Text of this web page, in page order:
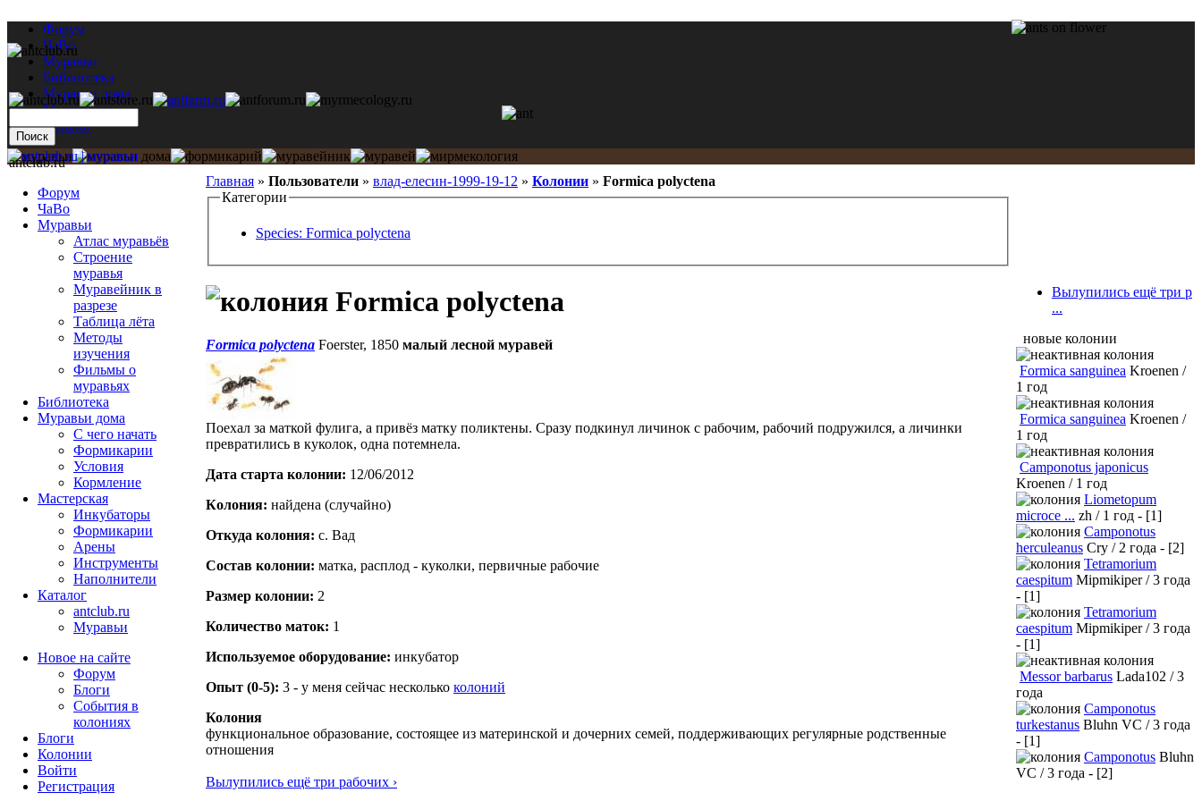
Форум
ЧаВо
Муравьи
Библиотека
Муравьи дома
Мастерская
Каталог
Главная » Пользователи » влад-елесин-1999-19-12 » Колонии » Formica polyctena
Категории
Species: Formica polyctena
Formica polyctena
Formica polyctena Foerster, 1850 малый лесной муравей
Поехал за маткой фулига, а привёз матку поликтены. Сразу подкинул личинок с рабочим, рабочий подружился, а личинки
превратились в куколок, одна потемнела.
Дата старта кoлонии: 12/06/2012
Кoлония: найдена (случайно)
Откуда кoлония: с. Вад
Состав кoлонии: матка, расплод - куколки, первичные рабочие
Размер кoлонии: 2
Количество маток: 1
Используемое оборудование: инкубатор
Опыт (0-5): 3 - у меня сейчас несколько колоний
Колония
функциональное образование, состоящее из материнской и дочерних семей, поддерживающих регулярные родственные
отношения
Вылупились ещё три рабочих ›
antclub.ru
Форум
ЧаВо
Муравьи
Атлас муравьёв
Строение
муравья
Муравейник в
разрезе
Таблица лёта
Методы
изучения
Фильмы о
муравьях
Библиотека
Муравьи дома
С чего начать
Формикарии
Условия
Кормление
Мастерская
Инкубаторы
Формикарии
Арены
Инструменты
Наполнители
Каталог
antclub.ru
Муравьи
Новое на сайте
Форум
Блоги
События в
колониях
Блоги
Колонии
Войти
Peгиcтpaция
Вылупились ещё три р
...
новые колонии
Formica sanguinea Kroenen /
1 год
Formica sanguinea Kroenen /
1 год
Camponotus japonicus
Kroenen / 1 год
Liometopum
microce ... zh / 1 год - [1]
Camponotus
herculeanus Cry / 2 года - [2]
Tetramorium
caespitum Mipmikiper / 3 года
- [1]
Tetramorium
caespitum Mipmikiper / 3 года
- [1]
Messor barbarus Lada102 / 3
года
Camponotus
turkestanus Bluhn VC / 3 года
- [1]
Camponotus Bluhn
VC / 3 года - [2]